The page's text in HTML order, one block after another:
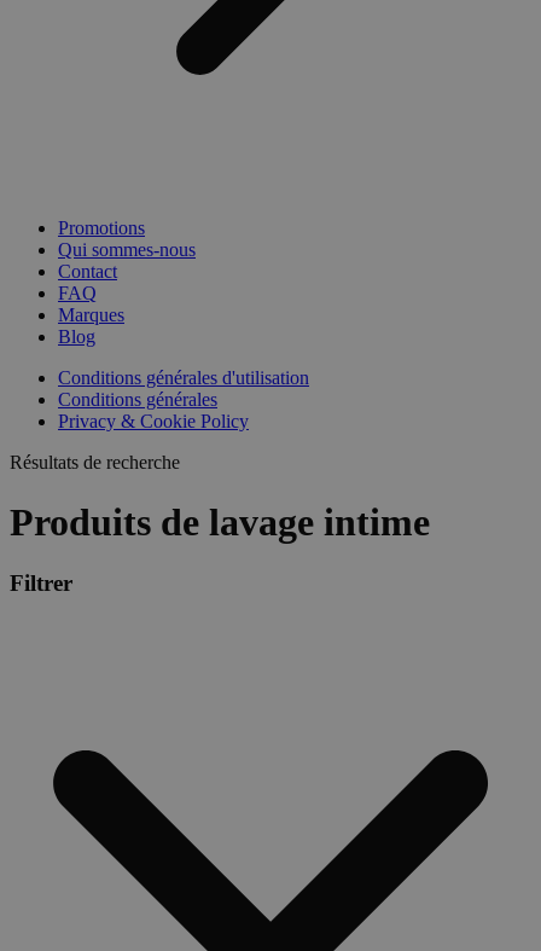
Promotions
Qui sommes-nous
Contact
FAQ
Marques
Blog
Conditions générales d'utilisation
Conditions générales
Privacy & Cookie Policy
Résultats de recherche
Produits de lavage intime
Filtrer